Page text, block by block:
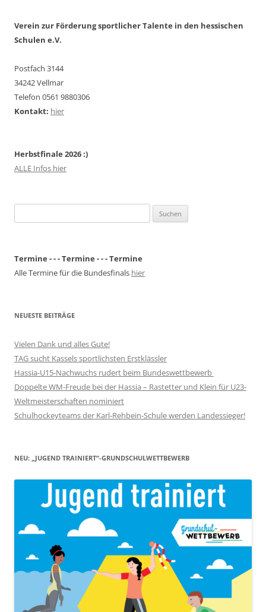
Verein zur Förderung sportlicher Talente in den hessischen
Schulen e.V.
Postfach 3144
34242 Vellmar
Telefon 0561 9880306
Kontakt: hier
Herbstfinale 2026 :)
ALLE Infos hier
nach:
Termine - - - Termine - - - Termine
Alle Termine für die Bundesfinals hier
NEUESTE BEITRÄGE
Vielen Dank und alles Gute!
TAG sucht Kassels sportlichsten Erstklässler
Hassia-U15-Nachwuchs rudert beim Bundeswettbewerb
Doppelte WM-Freude bei der Hassia – Rastetter und Klein für U23-
Weltmeisterschaften nominiert
Schulhockeyteams der Karl-Rehbein-Schule werden Landessieger!
NEU: „JUGEND TRAINIERT“-GRUNDSCHULWETTBEWERB